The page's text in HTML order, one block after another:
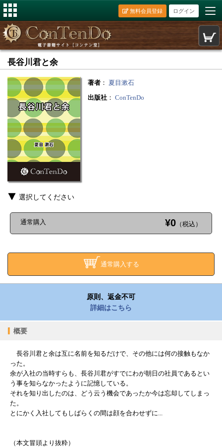
ログイン
無料会員登録
長谷川君と余
著者 ： 夏目漱石
出版社 ： ConTenDo
選択してください
通常購入 ¥0 （税込）
通常購入する
原則、返金不可
詳細はこちら
概要
長谷川君と余は互に名前を知るだけで、その他には何の接触もなか
った。
余が入社の当時すらも、長谷川君がすでにわが朝日の社員であるとい
う事を知らなかったように記憶している。
それを知り出したのは、どう云う機会であったか今は忘却してしまっ
た。
とにかく入社してもしばらくの間は顔を合わせずに...
（本文冒頭より抜粋）